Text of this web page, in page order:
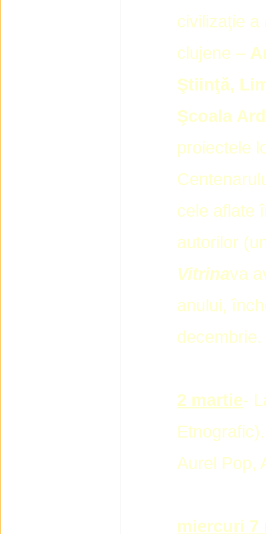
civilizaţie a
clujene –
Ştiinţă,
Şcoala
proiectele
cele aflate
autorilor
Vitrinava
anului,
decembrie.
2 martie-
Aurel Pop,
miercuri 7